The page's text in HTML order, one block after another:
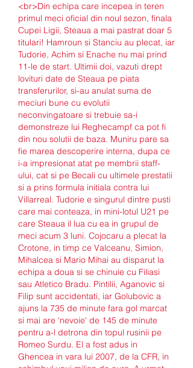
<br>Din echipa care incepea in teren
primul meci oficial din noul sezon, finala
Cupei Ligii, Steaua a mai pastrat doar 5
titulari! Hamroun si Stanciu au plecat, iar
Tudorie, Achim si Enache nu mai prind
11-le de start. Ultimii doi, vazuti drept
lovituri date de Steaua pe piata
transferurilor, si-au anulat suma de
meciuri bune cu evolutii
neconvingatoare si trebuie sa-i
demonstreze lui Reghecampf ca pot fi
din nou solutii de baza. Muniru pare sa
fie marea descoperire interna, dupa ce
i-a impresionat atat pe membrii staff-
ului, cat si pe Becali cu ultimele prestatii
si a prins formula initiala contra lui
Villarreal. Tudorie e singurul dintre pusti
care mai conteaza, in mini-lotul U21 pe
care Steaua il lua cu ea in grupul de
meci acum 3 luni. Cojocaru a plecat la
Crotone, in timp ce Valceanu, Simion,
Mihalcea si Mario Mihai au disparut la
echipa a doua si se chinuie cu Filiasi
sau Atletico Bradu. Pintilii, Aganovic si
Filip sunt accidentati, iar Golubovic a
ajuns la 735 de minute fara gol marcat
si mai are 'nevoie' de 145 de minute
pentru a-l detrona din topul rusinii pe
Romeo Surdu. El a fost adus in
Ghencea in vara lui 2007, de la CFR, in